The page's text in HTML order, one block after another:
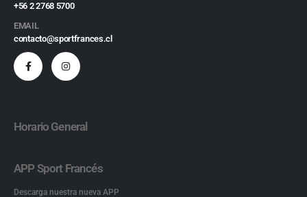
+56 2 2768 5700
EMAIL
contacto@sportfrances.cl
Horario General
APP Sport Francés
Descarga nuestra nueva APP